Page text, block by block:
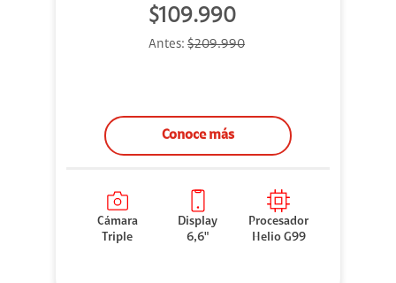
$109.990
Antes: $209.990
Conoce más
Cámara
Triple
Display
6,6"
Procesador
Helio G99